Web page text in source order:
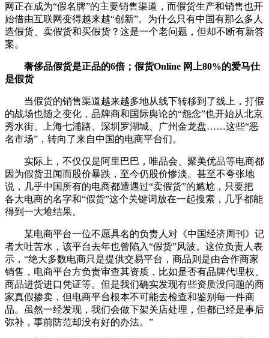
网正在成为“假名牌”的主要销售渠道，而假货生产和销售也开
始借由互联网变得越来越“创新”。为什么只有中国有那么多人
造假货、卖假货和买假货？这是一个老问题，但却不断有新答
案。
奢侈品假货是正品的6倍；假货Online 网上80%的爱马仕
是假货
当假货的销售渠道越来越多地从线下转移到了线上，打假
的战场也随之变化，品牌商和国际舆论的“怨念”也开始从北京
秀水街、上海七浦路、深圳罗湖城、广州金龙盘……这些“恶
名市场”，转向了来自中国的电商平台们。
实际上，不仅仅是阿里巴巴，唯品会、聚美优品等电商都
因为假货丑闻而股价暴跌，至今仍股价惨淡。甚至不夸张地
说，几乎中国所有的电商都遭遇过“卖假货”的尴尬，只要把
各大电商的名字和“假货”这个关键词放在一起搜索，几乎都能
得到一大堆结果。
某电商平台一位不愿具名的负责人对《中国经济周刊》记
者大吐苦水，该平台去年也曾陷入“假货”风波。这位负责人表
示，“绝大多数电商只是提供交易平台，商品则是由合作商家
销售，电商平台方负责审查其资质，比如是否有品牌代理权、
商品进货进口凭证等。但是我们确实发现有些资质没问题的商
家真假掺卖，但电商平台根本不可能去检查和鉴别每一件商
品。虽然一经发现，我们会做下架关店处理，但都已经是事后
弥补，事前防范却没有好的办法。”